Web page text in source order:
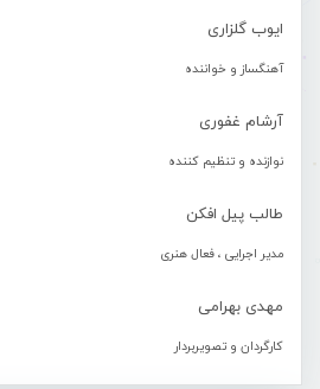
ایوب گلزاری
آهنگساز و خواننده
آرشام غفوری
نوازنده و تنظیم کننده
طالب پیل افکن
مدیر اجرایی ، فعال هنری
مهدی بهرامی
کارگردان و تصویربردار